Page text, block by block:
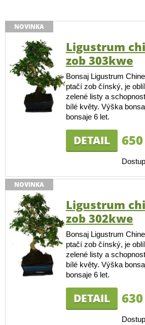
NOVINKA
Ligustrum
zob 303kwe
Bonsaj Ligustrum
ptačí zob čínský, je
zelené listy a
bílé květy. Výška
bonsaje 6 let.
DETAIL
NOVINKA
Ligustrum
zob 302kwe
Bonsaj Ligustrum
ptačí zob čínský, je
zelené listy a
bílé květy. Výška
bonsaje 6 let.
DETAIL